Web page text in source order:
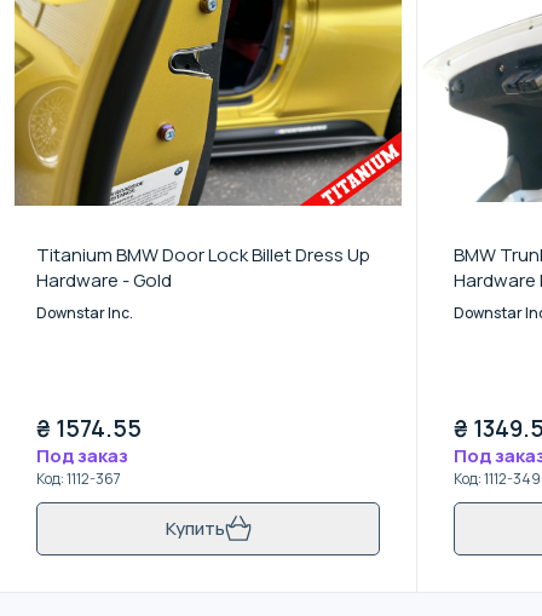
Titanium BMW Door Lock Billet Dress Up
Hardware - Gold
Downstar Inc.
₴ 1574.55
Под заказ
Код:1112-367
Купить
BMW
Hardware
Downstar
₴
Под
Код:1112-349